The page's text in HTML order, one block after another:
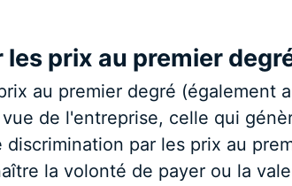
prix au premier
au premier degré (également
de l'entreprise, celle qui
par les prix au
la volonté de payer ou la